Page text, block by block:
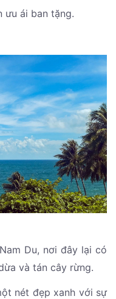
ưu ái ban tặng.
Du, nơi đây lại có
và tán cây rừng.
nét đẹp xanh với sự